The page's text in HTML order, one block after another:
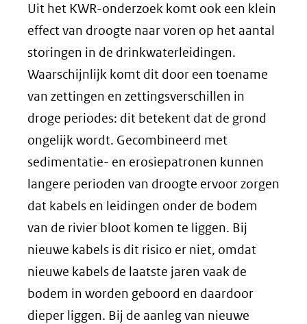
Uit het KWR-onderzoek komt ook een klein
effect van droogte naar voren op het aantal
storingen in de drinkwaterleidingen.
Waarschijnlijk komt dit door een toename
van zettingen en zettingsverschillen in
droge periodes: dit betekent dat de grond
ongelijk wordt. Gecombineerd met
sedimentatie- en erosiepatronen kunnen
langere perioden van droogte ervoor zorgen
dat kabels en leidingen onder de bodem
van de rivier bloot komen te liggen. Bij
nieuwe kabels is dit risico er niet, omdat
nieuwe kabels de laatste jaren vaak de
bodem in worden geboord en daardoor
dieper liggen. Bij de aanleg van nieuwe